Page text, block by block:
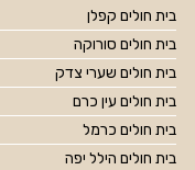
בית חולים קפלן
בית חולים סורוקה
בית חולים שערי צדק
בית חולים עין כרם
בית חולים כרמל
בית חולים הילל יפה